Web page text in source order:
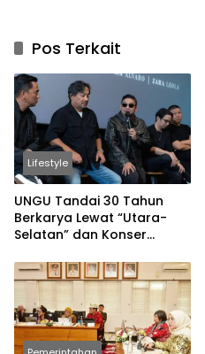
Pos Terkait
Lifestyle
UNGU Tandai 30 Tahun
Berkarya Lewat “Utara-
Selatan” dan Konser